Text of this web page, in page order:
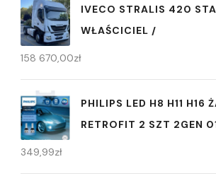
IVECO STRALIS 420
WŁAŚCICIEL /
158 670,00zł
PHILIPS LED H8 H11 H16
RETROFIT 2 SZT 2GEN
349,99zł